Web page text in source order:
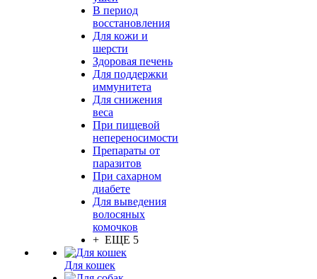
В период
восстановления
Для кожи и
шерсти
Здоровая печень
Для поддержки
иммунитета
Для снижения
веса
При пищевой
непереносимости
Препараты от
паразитов
При сахарном
диабете
Для выведения
волосяных
комочков
+ ЕЩЕ 5
Для кошек